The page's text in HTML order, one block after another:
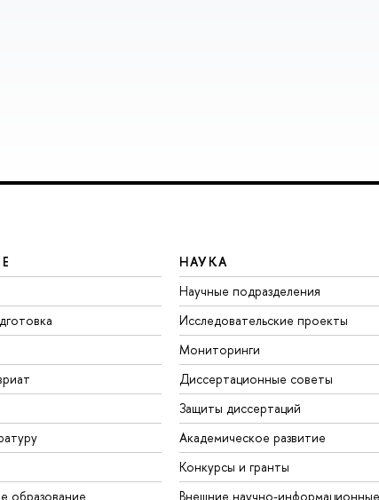
образование
НАУКА
Научные подразделения
Исследовательские проекты
Мониторинги
Диссертационные советы
Защиты диссертаций
Академическое развитие
Конкурсы и гранты
Внешние научно-